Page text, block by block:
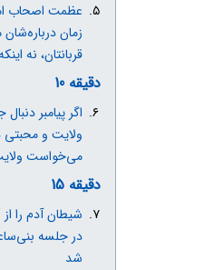
عظمت اصحاب
زمان
قربانتان، نه
دقیقه 10
اگر پیامبر
ولایت و محبتی
می‌خواست
دقیقه 15
شیطان آدم را
در جلسه
شد